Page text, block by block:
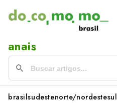
anais
brasilsudestenorte/nordestesul